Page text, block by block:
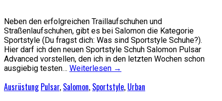
Neben den erfolgreichen Traillaufschuhen und
Straßenlaufschuhen, gibt es bei Salomon die Kategorie
Sportstyle (Du fragst dich: Was sind Sportstyle Schuhe?).
Hier darf ich den neuen Sportstyle Schuh Salomon Pulsar
Advanced vorstellen, den ich in den letzten Wochen schon
ausgiebig testen… Weiterlesen →
Ausrüstung Pulsar, Salomon, Sportstyle, Urban